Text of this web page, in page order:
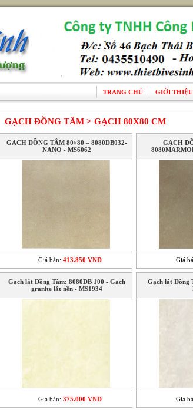
TRANG CHỦ GIỚI THIỆU
GẠCH ĐỒNG TÂM > GẠCH 80X80 CM
GẠCH ĐỒNG TÂM 80×80 – 8080DB032-
NANO - MS6062
Giá bán: 413.850 VND
GẠCH
Giá
Gạch lát Đồng Tâm: 8080DB 100 - Gạch
granite lát nền - MS1934
Giá bán: 375.000 VND
Gạch lát Đồng
Giá